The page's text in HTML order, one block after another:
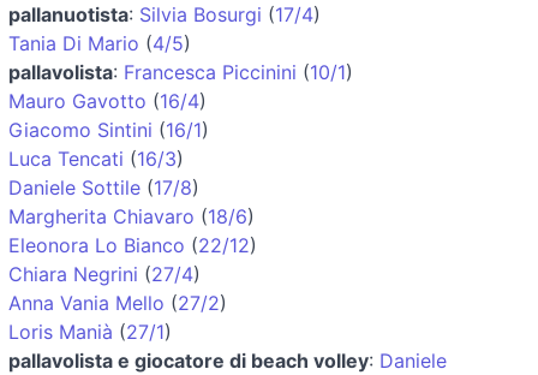
pallanuotista: Silvia Bosurgi (17/4)
Tania Di Mario (4/5)
pallavolista: Francesca Piccinini (10/1)
Mauro Gavotto (16/4)
Giacomo Sintini (16/1)
Luca Tencati (16/3)
Daniele Sottile (17/8)
Margherita Chiavaro (18/6)
Eleonora Lo Bianco (22/12)
Chiara Negrini (27/4)
Anna Vania Mello (27/2)
Loris Manià (27/1)
pallavolista e giocatore di beach volley: Daniele